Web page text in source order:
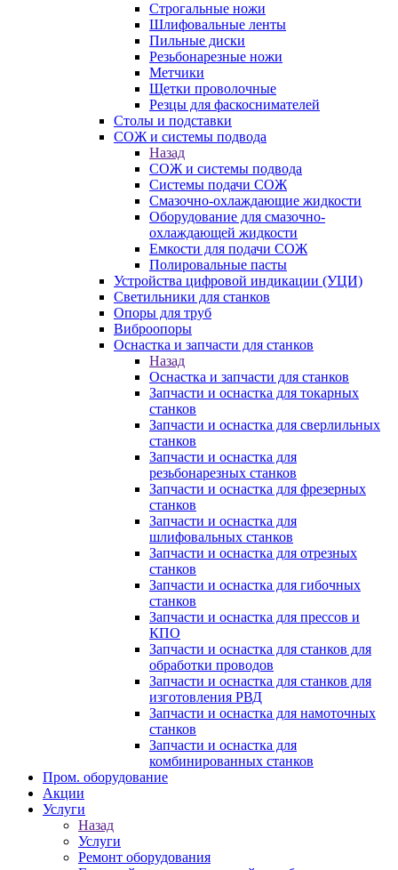
Строгальные ножи
Шлифовальные ленты
Пильные диски
Резьбонарезные ножи
Метчики
Щетки проволочные
Резцы для фаскоснимателей
Столы и подставки
СОЖ и системы подвода
Назад
СОЖ и системы подвода
Системы подачи СОЖ
Смазочно-охлаждающие жидкости
Оборудование для смазочно-
охлаждающей жидкости
Емкости для подачи СОЖ
Полировальные пасты
Устройства цифровой индикации (УЦИ)
Светильники для станков
Опоры для труб
Виброопоры
Оснастка и запчасти для станков
Назад
Оснастка и запчасти для станков
Запчасти и оснастка для токарных
станков
Запчасти и оснастка для сверлильных
станков
Запчасти и оснастка для
резьбонарезных станков
Запчасти и оснастка для фрезерных
станков
Запчасти и оснастка для
шлифовальных станков
Запчасти и оснастка для отрезных
станков
Запчасти и оснастка для гибочных
станков
Запчасти и оснастка для прессов и
КПО
Запчасти и оснастка для станков для
обработки проводов
Запчасти и оснастка для станков для
изготовления РВД
Запчасти и оснастка для намоточных
станков
Запчасти и оснастка для
комбинированных станков
Пром. оборудование
Акции
Услуги
Назад
Услуги
Ремонт оборудования